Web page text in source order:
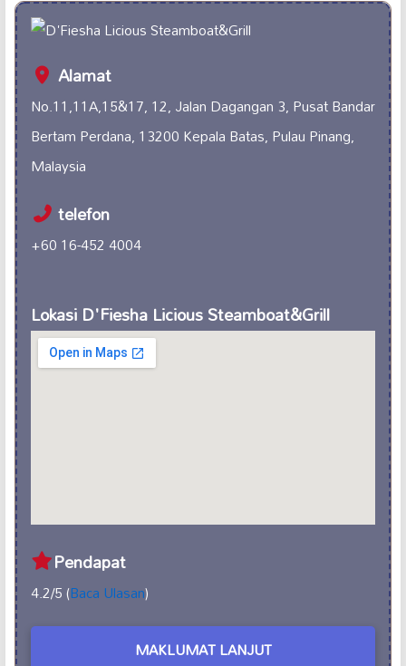
Alamat
No.11,11A,15&17, 12, Jalan Dagangan 3, Pusat Bandar
Bertam Perdana, 13200 Kepala Batas, Pulau Pinang,
Malaysia
telefon
+60 16-452 4004
Lokasi D'Fiesha Licious Steamboat&Grill
Pendapat
4.2/5 (Baca Ulasan)
MAKLUMAT LANJUT